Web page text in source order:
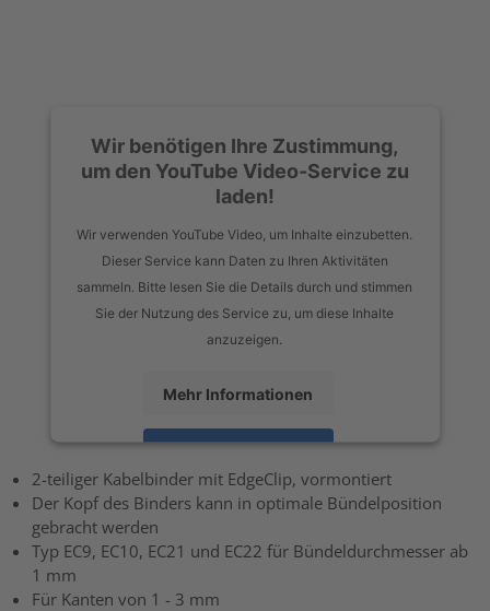
Wir benötigen Ihre Zustimmung,
um den YouTube Video-Service zu
laden!
Wir verwenden YouTube Video, um Inhalte einzubetten.
Dieser Service kann Daten zu Ihren Aktivitäten
sammeln. Bitte lesen Sie die Details durch und stimmen
Sie der Nutzung des Service zu, um diese Inhalte
anzuzeigen.
Mehr Informationen
Akzeptieren
powered byUsercentrics Consent Management Platform
2-teiliger Kabelbinder mit EdgeClip, vormontiert
Der Kopf des Binders kann in optimale Bündelposition
gebracht werden
Typ EC9, EC10, EC21 und EC22 für Bündeldurchmesser ab
1 mm
Für Kanten von 1 - 3 mm